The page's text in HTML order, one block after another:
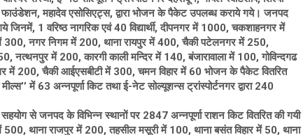
फाउंडेशन, महादेव एसोसिएट्स, द्वारा भोजन के पैकेट उपलब्ध कराये गये। जनपद
1 वरिष्ठ नागरिक एवं 40 विद्यार्थी, दीपनगर में 1000, चकशाहनगर में
300, नगर निगम में 200, थाना रायपुर में 400, चैकी पटेलनगर में 250,
नत्थनपुर में 200, कारगी काली मन्दिर में 140, बंजारावाला में 100, गोविन्दगढ
में 200, चैकी आईएसबीटी में 300, चमन विहार में 60 भोजन के पैकेट वितरित
में 63 अन्नपूर्णा किट तथा ई-नेट सोल्यूशन्स ट्रांस्पोर्टनगर द्वारा 240
से जनपद के विभिन्न स्थानों पर 2847 अन्नपूर्णा राशन किट वितरित की गयी
थाना राजपुर में 200, तहसील मसूरी में 100, थाना बसंत विहार में 50, थाना